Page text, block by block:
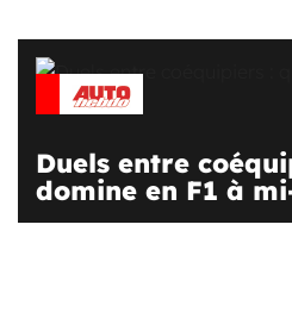
Duels entre
domine en F1 à